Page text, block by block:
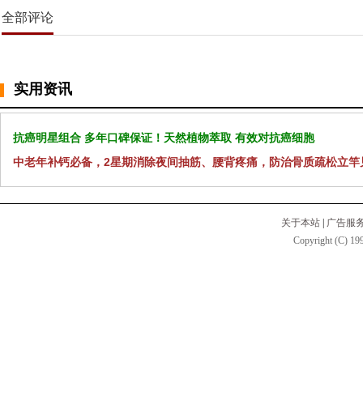
全部评论
实用资讯
抗癌明星组合 多年口碑保证！天然植物萃取 有效对抗癌细胞
中老年补钙必备，2星期消除夜间抽筋、腰背疼痛，防治骨质疏松立竿
关于本站
广告服
Copyright (C)